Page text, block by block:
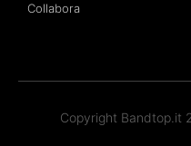
Collabora
Copyright Bandtop.it